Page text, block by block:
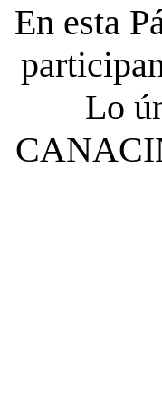
En esta
Lo